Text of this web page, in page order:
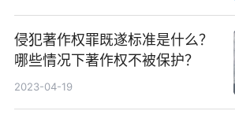
侵犯著作权罪既遂标准是什么？
哪些情况下著作权不被保护？
2023-04-19